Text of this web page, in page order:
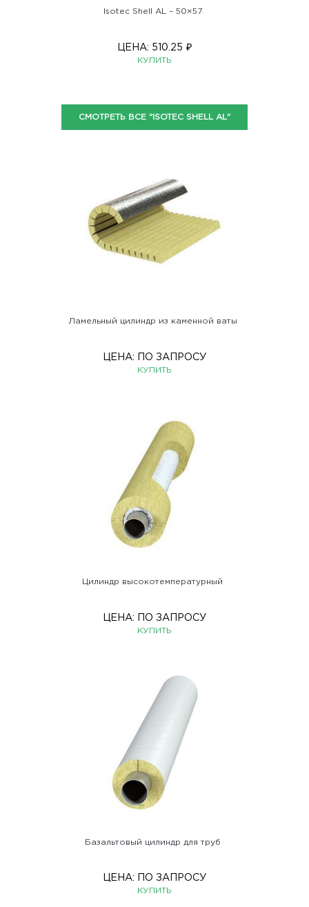
Isotec Shell AL – 50×57
ЦЕНА: 510.25 ₽
КУПИТЬ
СМОТРЕТЬ ВСЕ "ISOTEC SHELL AL"
Ламельный цилиндр из каменной ваты
ЦЕНА: ПО ЗАПРОСУ
КУПИТЬ
Цилиндр высокотемпературный
ЦЕНА: ПО ЗАПРОСУ
КУПИТЬ
Базальтовый цилиндр для труб
ЦЕНА: ПО ЗАПРОСУ
КУПИТЬ